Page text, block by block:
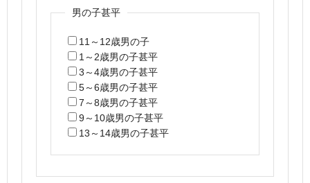
男の子甚平
11～12歳男の子
1～2歳男の子甚平
3～4歳男の子甚平
5～6歳男の子甚平
7～8歳男の子甚平
9～10歳男の子甚平
13～14歳男の子甚平